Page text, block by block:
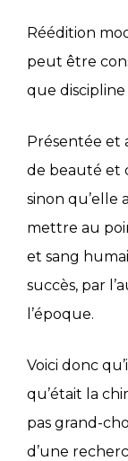
Réédition
peut être
que
Présentée et
de beauté et
sinon qu’elle
mettre au
et sang
succès, par
l’époque.
Voici donc
qu’était la
pas grand-
d’une